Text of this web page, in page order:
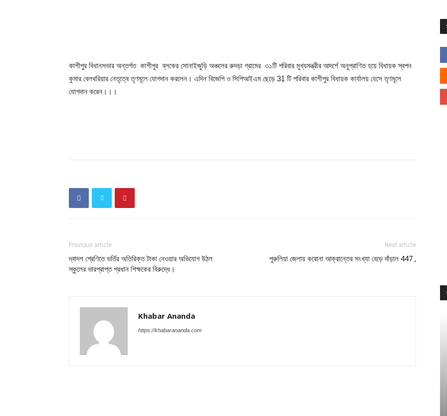
কাশীপুর বিধানসভার অন্তর্গত কাশীপুর ব্লকের সোনাইজুড়ি অঞ্চলের রুদড়া গ্রামের ৩১টি পরিবার মুখ্যমন্ত্রীর আদর্শে অনুপ্রাণিত হয়ে বিধায়ক স্বপন
কুমার বেলথরিয়ার নেতৃত্বে তৃণমূলে যোগদান করলেন। এদিন বিজেপি ও সিপিআইএম ছেড়ে 31 টি পরিবার কাশীপুর বিধায়ক কার্যালয় হেসে তৃণমূলে
যোগদান করেন।।।
Previous article
দ্বাদশ শ্রেণিতে ভর্তির অতিরিক্ত টাকা নেওয়ার অভিযোগ উঠল
স্কুলের ভারপ্রাপ্ত প্রধান শিক্ষকের বিরুদ্ধে।
Next article
পুরুলিয়া জেলায় করোনা আক্রান্তের সংখ্যা বেড়ে দাঁড়াল 447 ,
Khabar Ananda
https://khabarananda.com